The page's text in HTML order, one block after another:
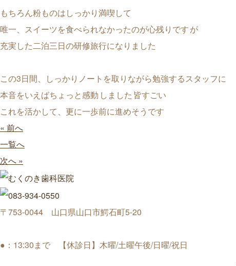
もちろん粉ものはしっかり満喫して
唯一、スイーツを食べられなかったのが心残りですが
充実した二泊三日の研修旅行になりました
この3日間、しっかりノートを取りながら勉強するスタッフに
本音をいえばちょっと感動 しました 皆すごい
これを活かして、更に一歩前に進めそうです
« 前へ
一覧へ
次へ »
〒753-0044 山口県山口市鰐石町5-20
●：13:30まで 【休診日】木曜/土曜午後/日曜/祝日